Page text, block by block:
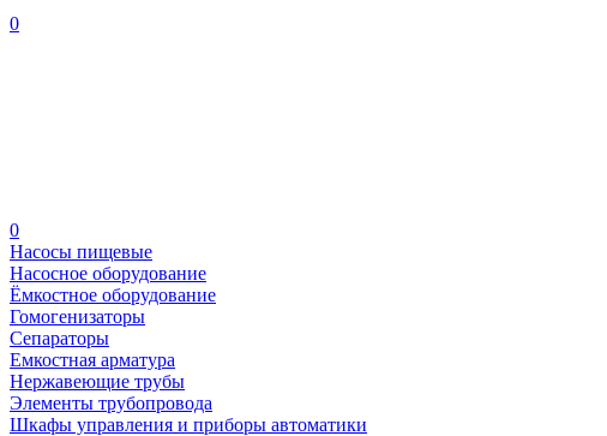
0
0
Насосы пищевые
Насосное оборудование
Ёмкостное оборудование
Гомогенизаторы
Сепараторы
Емкостная арматура
Нержавеющие трубы
Элементы трубопровода
Шкафы управления и приборы автоматики